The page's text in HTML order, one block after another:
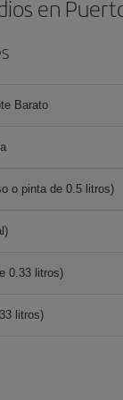
en
Barato
o pinta de 0.5 litros)
0.33 litros)
litros)